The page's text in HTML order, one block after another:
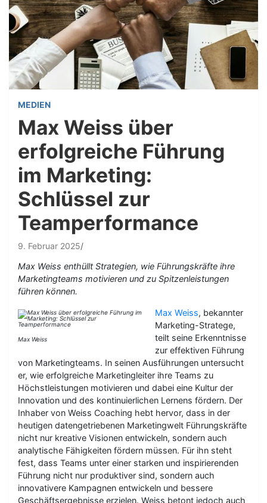
MEDIEN
Max Weiss über
erfolgreiche Führung
im Marketing:
Schlüssel zur
Teamperformance
9. Februar 2025
Max Weiss enthüllt Strategien, wie Führungskräfte ihre
Marketingteams motivieren und zu Spitzenleistungen
führen können.
Max Weiss
Max Weiss, bekannter
Marketing-Stratege,
teilt seine Erkenntnisse
zur effektiven Führung
von Marketingteams. In seinen Ausführungen untersucht
er, wie erfolgreiche Marketingleiter ihre Teams zu
Höchstleistungen motivieren und dabei eine Kultur der
Innovation und des kontinuierlichen Lernens fördern. Der
Inhaber von Weiss Coaching hebt hervor, dass in der
heutigen datengetriebenen Marketingwelt Führungskräfte
nicht nur kreative Visionen entwickeln, sondern auch
analytische Fähigkeiten fördern müssen. Für ihn steht
fest, dass Teams unter einer starken und inspirierenden
Führung nicht nur produktiver sind, sondern auch
innovativere Kampagnen entwickeln und bessere
Geschäftsergebnisse erzielen. Weiss betont jedoch auch